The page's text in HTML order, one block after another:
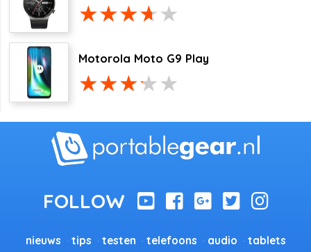
Motorola Moto G9 Play
nieuws tips testen telefoons audio tablets